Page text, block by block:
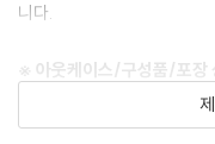
니다.
※ 아웃케이스/구성품/포장
1) 제작/배송 과정에서 경미
발생할 수 있습니다. 반품을